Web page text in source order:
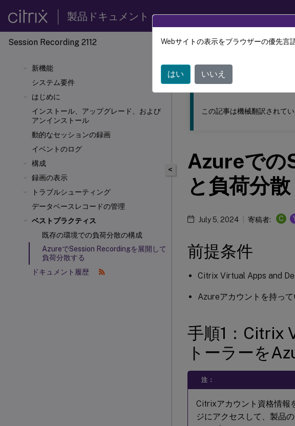
製品ドキュメント
Session Recording 2112
新機能
システム要件
はじめに
インストール、アップグレード、および
アンインストール
動的なセッションの録画
イベントのログ
構成
録画の表示
トラブルシューティング
データベースレコードの管理
ベストプラクティス
既存の環境での負荷分散の構成
AzureでSession Recordingを展開して
負荷分散する
ドキュメント履歴
このコンテンツは動的に機械翻訳され
Session Recording
<
この記事は機械翻訳されて
Azureでの
と負荷分散
July 5, 2024 寄稿者: C
前提条件
Citrix Virtual Apps and
Azureアカウントを持って
手順1：Citrix
トーラーを
注：
Citrixアカウント資格情報
ジにアクセスして、製品
Webサイトの表示をブラウザーの優先言
はい いいえ